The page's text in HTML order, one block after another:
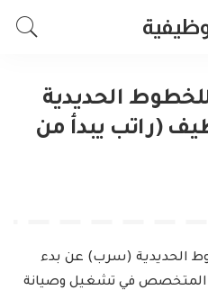
الحديدية
(راتب يبدأ من
الحديدية (سرب) عن بدء
المتخصص في تشغيل وصيانة